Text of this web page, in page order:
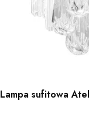
Lampa sufitowa